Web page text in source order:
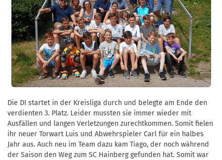
Die DI startet in der Kreisliga durch und belegte am Ende den
verdienten 3. Platz. Leider mussten sie immer wieder mit
Ausfällen und langen Verletzungen zurechtkommen. Somit fielen
ihr neuer Torwart Luis und Abwehrspieler Carl für ein halbes
Jahr aus. Auch neu im Team dazu kam Tiago, der noch während
der Saison den Weg zum SC Hainberg gefunden hat. Somit war